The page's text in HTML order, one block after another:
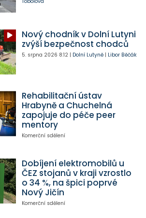
Nový chodník v Dolní Lutyni
zvýší bezpečnost chodců
5. srpna 2026 8:12| Dolní Lutyně| Libor Běčák
Rehabilitační ústav
Hrabyně a Chuchelná
zapojuje do péče peer
mentory
Komerční sdělení
Dobíjení elektromobilů u
ČEZ stojanů v kraji vzrostlo
o 34 %, na špici poprvé
Nový Jičín
Komerční sdělení